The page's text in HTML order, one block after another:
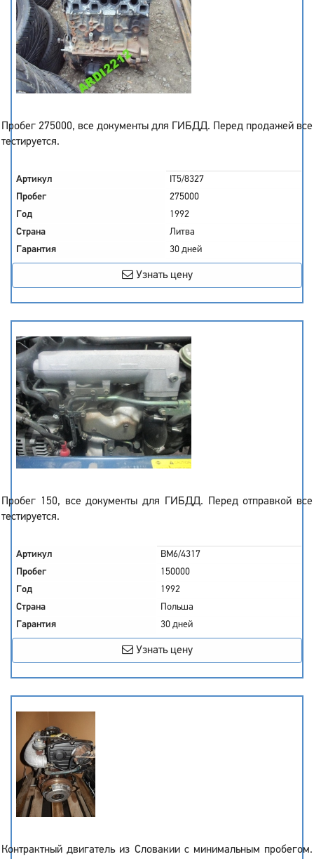
Пробег 275000, все документы для ГИБДД. Перед продажей все
тестируется.
Артикул
IT5/8327
Пробег
275000
Год
1992
Страна
Литва
Гарантия
30 дней
Узнать цену
Пробег 150, все документы для ГИБДД. Перед отправкой все
тестируется.
Артикул
BM6/4317
Пробег
150000
Год
1992
Страна
Польша
Гарантия
30 дней
Узнать цену
Контрактный двигатель из Словакии с минимальным пробегом.